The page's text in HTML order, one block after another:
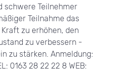
schwere Teilnehmer
Teilnahme das
zu erhöhen, den
zu verbessern -
zu stärken. Anmeldung:
0163 28 22 22 8 WEB: